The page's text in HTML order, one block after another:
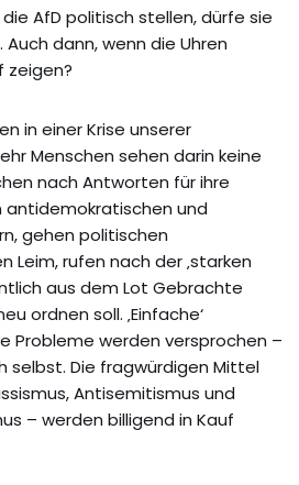
AfD politisch stellen, dürfe sie
dann, wenn die Uhren
zeigen?
in einer Krise unserer
Menschen sehen darin keine
nach Antworten für ihre
antidemokratischen und
gehen politischen
Leim, rufen nach der ‚starken
aus dem Lot Gebrachte
ordnen soll. ‚Einfache‘
Probleme werden versprochen –
selbst. Die fragwürdigen Mittel
Antisemitismus und
– werden billigend in Kauf